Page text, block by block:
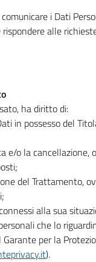
i Dati
alle
ha diritto di:
in possesso del
e/o la cancellazione,
del Trattamento,
alla sua
che lo
per la
).